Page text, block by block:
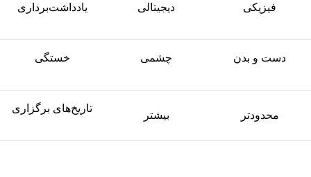
فیزیکی دیجیتالی یادداشت‌برداری
دست و بدن چشمی خستگی
محدودتر بیشتر
تاریخ‌های برگزاری